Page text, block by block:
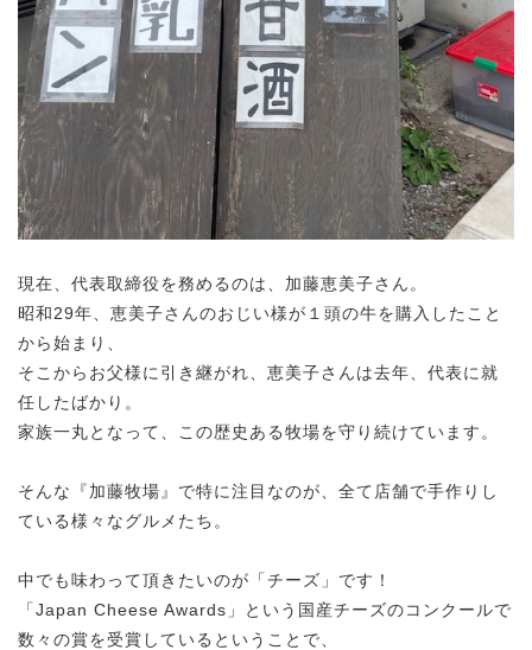
現在、代表取締役を務めるのは、加藤恵美子さん。
昭和29年、恵美子さんのおじい様が１頭の牛を購入したこと
から始まり、
そこからお父様に引き継がれ、恵美子さんは去年、代表に就
任したばかり。
家族一丸となって、この歴史ある牧場を守り続けています。
そんな『加藤牧場』で特に注目なのが、全て店舗で手作りし
ている様々なグルメたち。
中でも味わって頂きたいのが「チーズ」です！
「Japan Cheese Awards」という国産チーズのコンクールで
数々の賞を受賞しているということで、